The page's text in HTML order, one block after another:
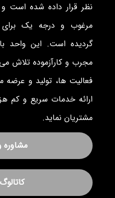
نظر قرار داده شده است و
مرغوب و درجه یک برای
گردیده است. این واحد
مجرب و کارآزموده تلاش
فعالیت ها، تولید و عرضه
ارائه خدمات سریع و کم
مشتریان نماید.